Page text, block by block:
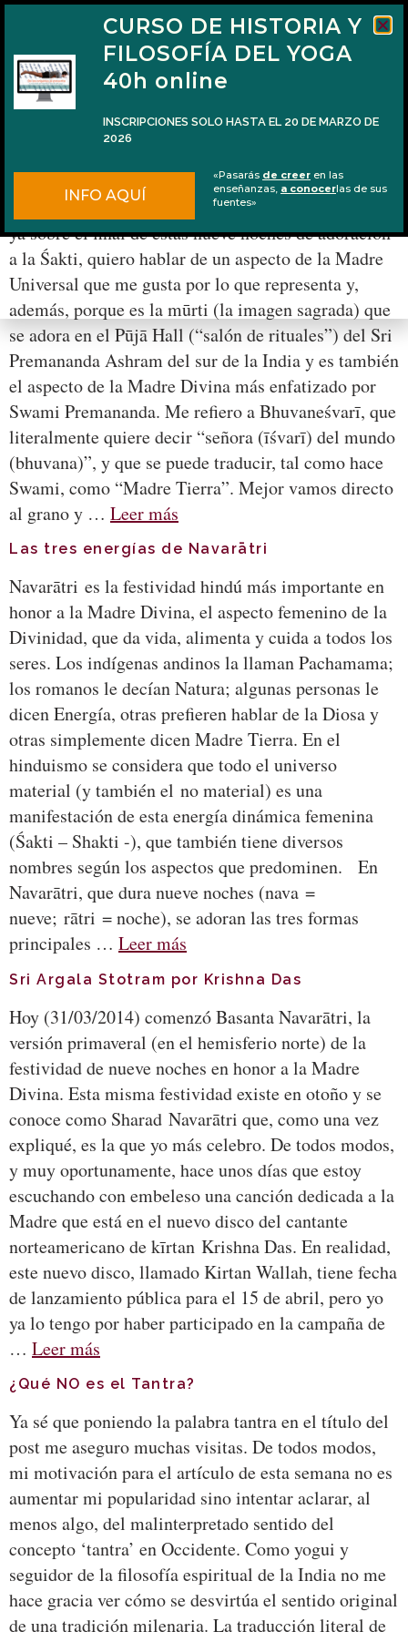
Bhuvaneśvarī, la Madre del mundo
Aprovechando el impulso energético de Navarātri,
ya sobre el final de estas nueve noches de adoración
a la Śakti, quiero hablar de un aspecto de la Madre
Universal que me gusta por lo que representa y,
además, porque es la mūrti (la imagen sagrada) que
se adora en el Pūjā Hall (“salón de rituales”) del Sri
Premananda Ashram del sur de la India y es también
el aspecto de la Madre Divina más enfatizado por
Swami Premananda. Me refiero a Bhuvaneśvarī, que
literalmente quiere decir “señora (īśvarī) del mundo
(bhuvana)”, y que se puede traducir, tal como hace
Swami, como “Madre Tierra”. Mejor vamos directo
al grano y … Leer más
Las tres energías de Navarātri
Navarātri es la festividad hindú más importante en
honor a la Madre Divina, el aspecto femenino de la
Divinidad, que da vida, alimenta y cuida a todos los
seres. Los indígenas andinos la llaman Pachamama;
los romanos le decían Natura; algunas personas le
dicen Energía, otras prefieren hablar de la Diosa y
otras simplemente dicen Madre Tierra. En el
hinduismo se considera que todo el universo
material (y también el no material) es una
manifestación de esta energía dinámica femenina
(Śakti – Shakti -), que también tiene diversos
nombres según los aspectos que predominen. En
Navarātri, que dura nueve noches (nava =
nueve; rātri = noche), se adoran las tres formas
principales … Leer más
Sri Argala Stotram por Krishna Das
Hoy (31/03/2014) comenzó Basanta Navarātri, la
versión primaveral (en el hemisferio norte) de la
festividad de nueve noches en honor a la Madre
Divina. Esta misma festividad existe en otoño y se
conoce como Sharad Navarātri que, como una vez
expliqué, es la que yo más celebro. De todos modos,
y muy oportunamente, hace unos días que estoy
escuchando con embeleso una canción dedicada a la
Madre que está en el nuevo disco del cantante
norteamericano de kīrtan Krishna Das. En realidad,
este nuevo disco, llamado Kirtan Wallah, tiene fecha
de lanzamiento pública para el 15 de abril, pero yo
ya lo tengo por haber participado en la campaña de
… Leer más
¿Qué NO es el Tantra?
Ya sé que poniendo la palabra tantra en el título del
post me aseguro muchas visitas. De todos modos,
mi motivación para el artículo de esta semana no es
aumentar mi popularidad sino intentar aclarar, al
menos algo, del malinterpretado sentido del
concepto ‘tantra’ en Occidente. Como yogui y
seguidor de la filosofía espiritual de la India no me
hace gracia ver cómo se desvirtúa el sentido original
de una tradición milenaria. La traducción literal de
CURSO DE HISTORIA Y
FILOSOFÍA DEL YOGA
40h online
INSCRIPCIONES SOLO HASTA EL 20 DE MARZO DE
2026
INFO AQUÍ
«Pasarás de creer en las
enseñanzas, a conocerlas de sus
fuentes»